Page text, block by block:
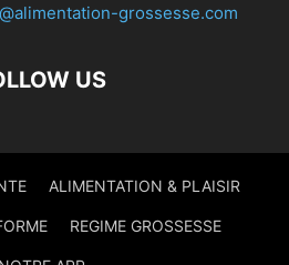
grossesse.com
US
ALIMENTATION & PLAISIR
REGIME GROSSESSE